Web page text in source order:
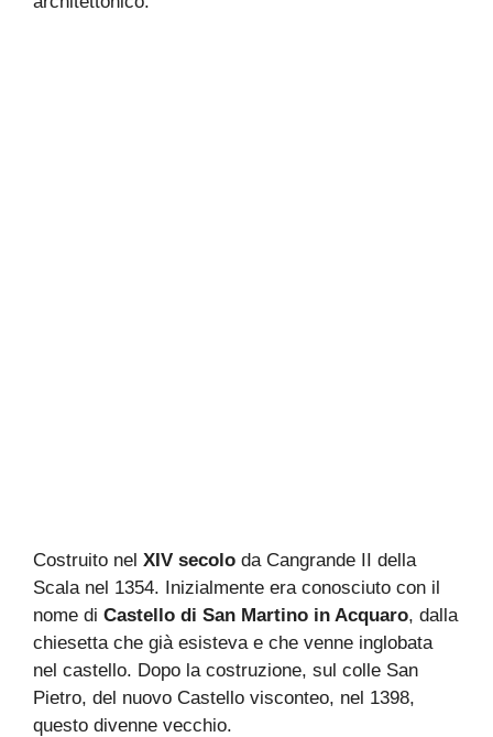
Costruito nel XIV secolo da Cangrande II della
Scala nel 1354. Inizialmente era conosciuto con il
nome di Castello di San Martino in Acquaro, dalla
chiesetta che già esisteva e che venne inglobata
nel castello. Dopo la costruzione, sul colle San
Pietro, del nuovo Castello visconteo, nel 1398,
questo divenne vecchio.